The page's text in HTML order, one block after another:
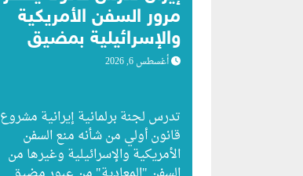
مرور السفن الأمريكية
والإسرائيلية بمضيق
هرمز
أغسطس 6, 2026
تدرس لجنة برلمانية إيرانية مشروع
قانون ⁠أولي من شأنه منع السفن
الأمريكية والإسرائيلية وغيرها من